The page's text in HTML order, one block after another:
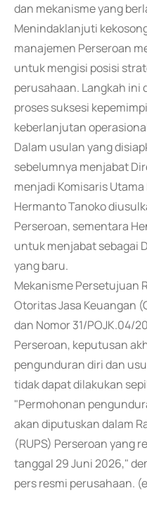
dan mekanisme yang
Menindaklanjuti
manajemen Perseroan
untuk mengisi posisi
perusahaan. Langkah ini
proses suksesi
keberlanjutan
Dalam usulan yang
sebelumnya menjabat
menjadi Komisaris
Hermanto Tanoko
Perseroan, sementara
untuk menjabat sebagai
yang baru.
Mekanisme Persetujuan
Otoritas Jasa Keuangan
dan Nomor 31/POJK.04/
Perseroan, keputusan
pengunduran diri dan
tidak dapat dilakukan
"Permohonan
akan diputuskan dalam
(RUPS) Perseroan yang
tanggal 29 Juni 2026,"
pers resmi perusahaan.